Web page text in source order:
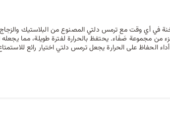
في أي وقت مع ترمس دلتي المصنوع من البلاستيك والزجاج
الترمس جزء من مجموعة صَفَاء. يحتفظ بالحرارة لفترة طويلة، مما
الحفاظ على الحرارة يجعل ترمس دلتي اختيار رائع